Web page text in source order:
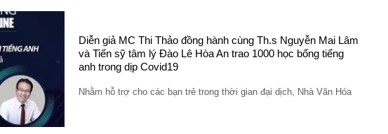
Diễn giả MC Thi Thảo đồng hành cùng Th.s Nguyễn Mai Lâm
và Tiến sỹ tâm lý Đào Lê Hòa An trao 1000 học bổng tiếng
anh trong dịp Covid19
Nhằm hỗ trợ cho các bạn trẻ trong thời gian đại dịch, Nhà Văn Hóa